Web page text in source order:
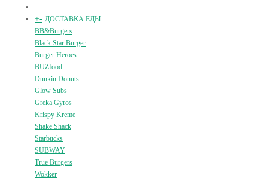
+- ДОСТАВКА ЕДЫ
BB&Burgers
Black Star Burger
Burger Heroes
BUZfood
Dunkin Donuts
Glow Subs
Greka Gyros
Krispy Kreme
Shake Shack
Starbucks
SUBWAY
True Burgers
Wokker